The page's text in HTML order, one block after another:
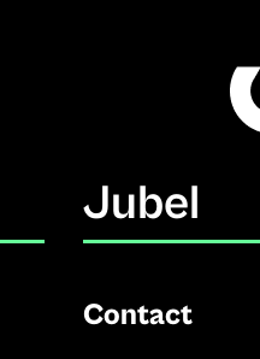
Jubel
Contact